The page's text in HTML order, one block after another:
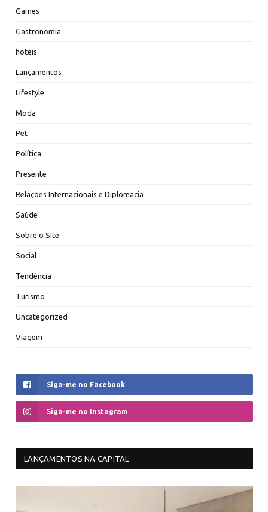
Games
Gastronomia
hoteis
Lançamentos
Lifestyle
Moda
Pet
Política
Presente
Relações Internacionais e Diplomacia
Saúde
Sobre o Site
Social
Tendência
Turismo
Uncategorized
Viagem
Siga-me no Facebook
Siga-me no Instagram
LANÇAMENTOS NA CAPITAL